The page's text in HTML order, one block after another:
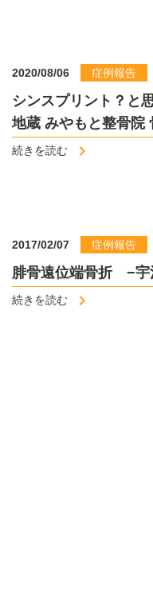
2020/08/06 症例報告
シンスプリント？と
地蔵 みやもと整骨院
続きを読む
2017/02/07 症例報告
腓骨遠位端骨折 −宇
続きを読む